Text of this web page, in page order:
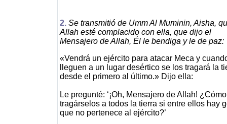
2. Se transmitió de Umm Al Muminin, Aisha,
Allah esté complacido con ella, que dijo el
Mensajero de Allah, Él le bendiga y le de paz:
«Vendrá un ejército para atacar Meca y
lleguen a un lugar desértico se los tragará la
desde el primero al último.» Dijo ella:
Le pregunté: ‘¡Oh, Mensajero de Allah!
tragárselos a todos la tierra si entre ellos hay
que no pertenece al ejército?’